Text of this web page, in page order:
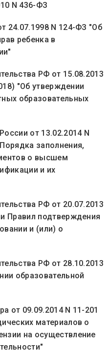
N 436-ФЗ
24.07.1998 N 124-ФЗ "Об
ребенка в
РФ от 15.08.2013
"Об утверждении
образовательных
от 13.02.2014 N
заполнения,
о высшем
и их
РФ от 20.07.2013
Правил подтверждения
и (или) о
РФ от 28.10.2013
образовательной
от 09.09.2014 N 11-201
материалов о
на осуществление